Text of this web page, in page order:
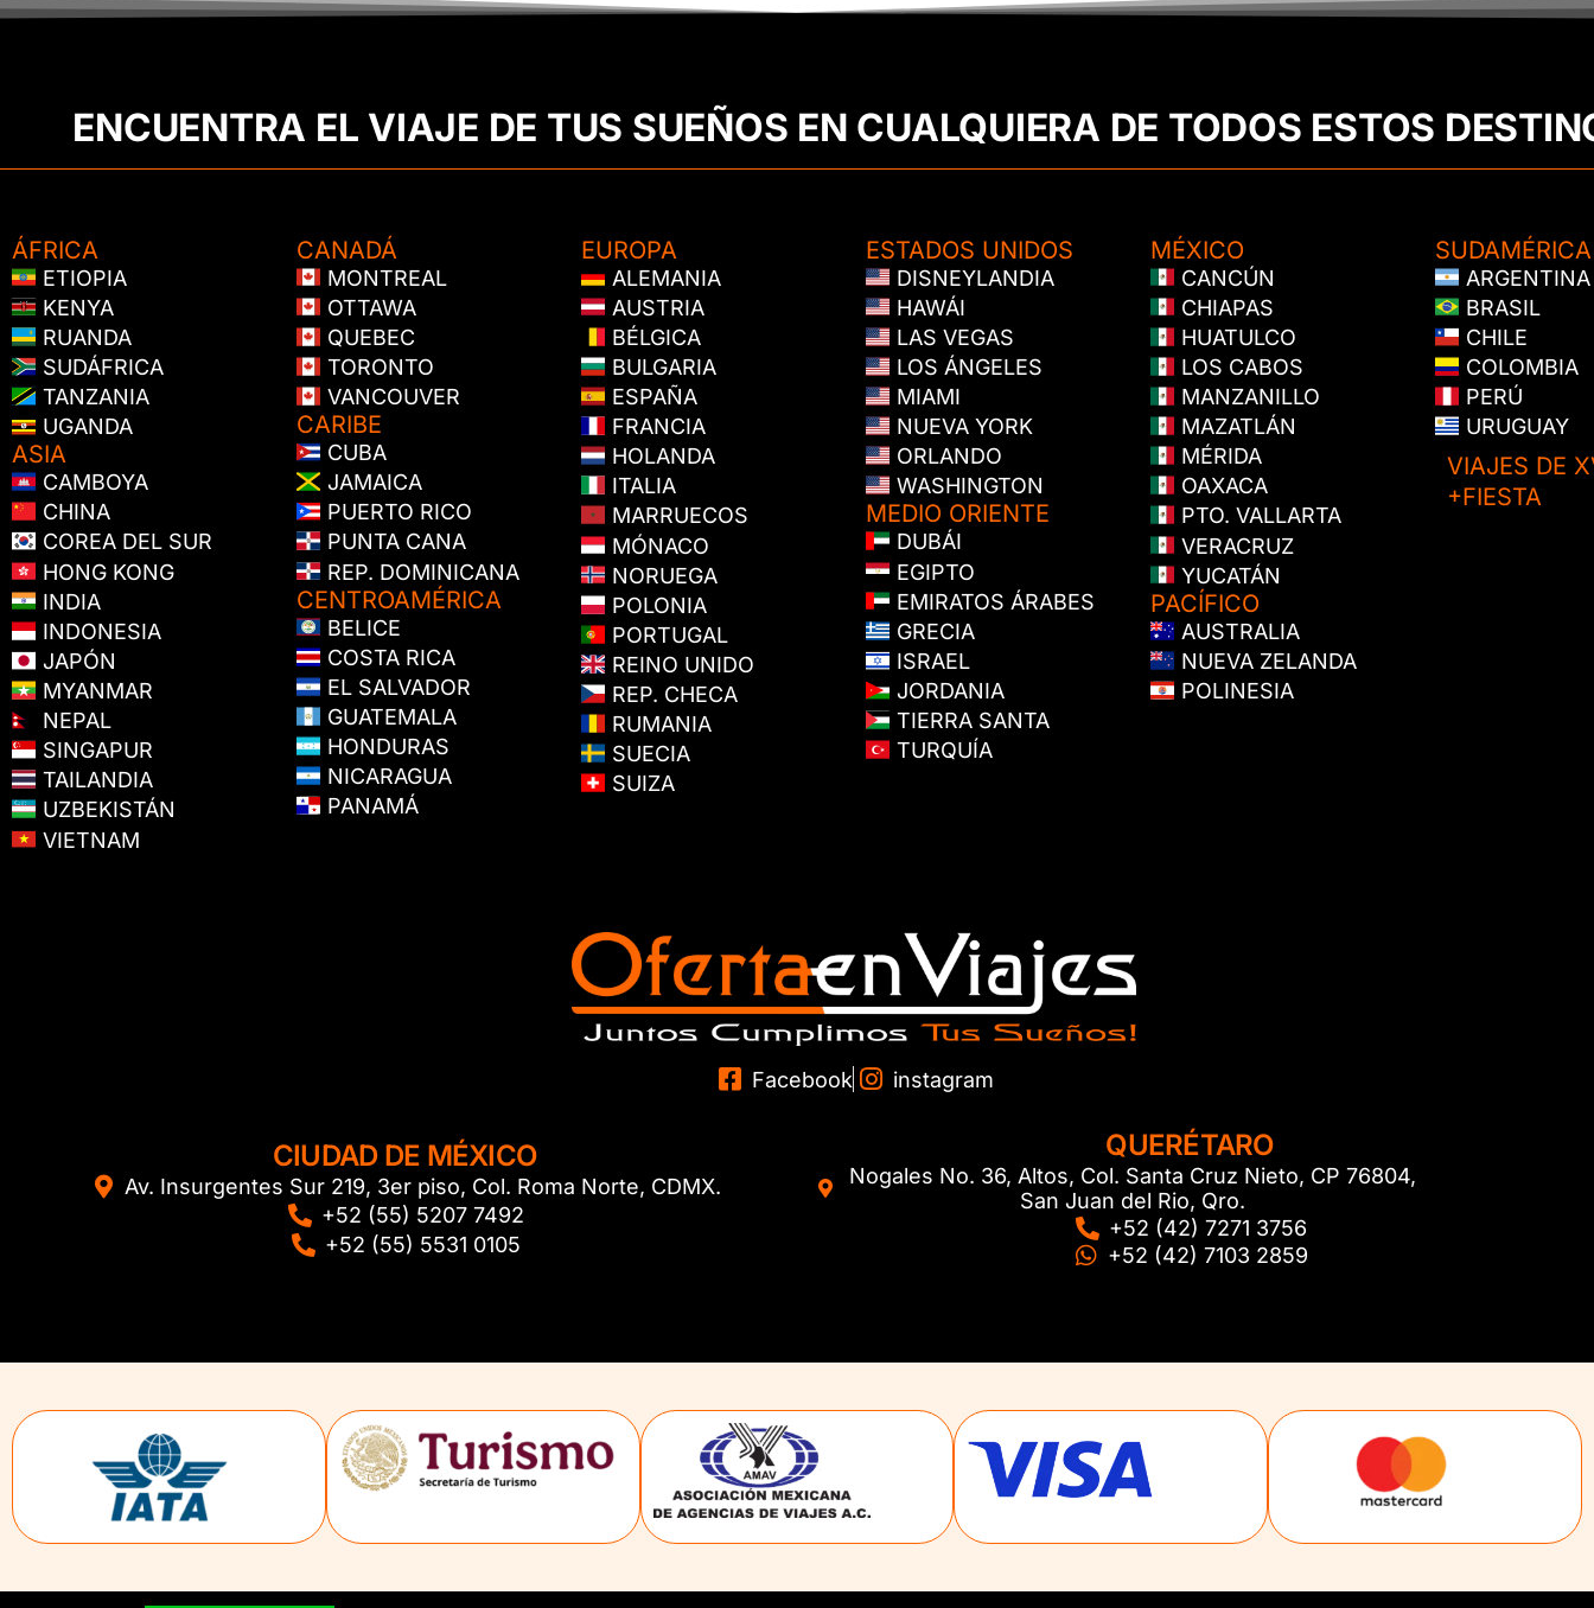
ENCUENTRA EL VIAJE DE TUS SUEÑOS EN CUALQUIERA DE TODOS ESTOS
ÁFRICA
ETIOPIA
KENYA
RUANDA
SUDÁFRICA
TANZANIA
UGANDA
ASIA
CAMBOYA
CHINA
COREA DEL SUR
HONG KONG
INDIA
INDONESIA
JAPÓN
MYANMAR
NEPAL
SINGAPUR
TAILANDIA
UZBEKISTÁN
VIETNAM
CANADÁ
MONTREAL
OTTAWA
QUEBEC
TORONTO
VANCOUVER
CARIBE
CUBA
JAMAICA
PUERTO RICO
PUNTA CANA
REP. DOMINICANA
CENTROAMÉRICA
BELICE
COSTA RICA
EL SALVADOR
GUATEMALA
HONDURAS
NICARAGUA
PANAMÁ
EUROPA
ALEMANIA
AUSTRIA
BÉLGICA
BULGARIA
ESPAÑA
FRANCIA
HOLANDA
ITALIA
MARRUECOS
MÓNACO
NORUEGA
POLONIA
PORTUGAL
REINO UNIDO
REP. CHECA
RUMANIA
SUECIA
SUIZA
ESTADOS UNIDOS
DISNEYLANDIA
HAWÁI
LAS VEGAS
LOS ÁNGELES
MIAMI
NUEVA YORK
ORLANDO
WASHINGTON
MEDIO ORIENTE
DUBÁI
EGIPTO
EMIRATOS ÁRABES
GRECIA
ISRAEL
JORDANIA
TIERRA SANTA
TURQUÍA
MÉXICO
CANCÚN
CHIAPAS
HUATULCO
LOS CABOS
MANZANILLO
MAZATLÁN
MÉRIDA
OAXACA
PTO. VALLARTA
VERACRUZ
YUCATÁN
PACÍFICO
AUSTRALIA
NUEVA ZELANDA
POLINESIA
SUDAMÉRICA
ARGENTINA
BRASIL
CHILE
COLOMBIA
PERÚ
URUGUAY
VIAJES DE
+FIESTA
Facebook instagram
CIUDAD DE MÉXICO
Av. Insurgentes Sur 219, 3er piso, Col. Roma Norte, CDMX.
+52 (55) 5207 7492
+52 (55) 5531 0105
QUERÉTARO
Nogales No. 36, Altos, Col. Santa Cruz Nieto, CP 76804,
San Juan del Rio, Qro.
+52 (42) 7271 3756
+52 (42) 7103 2859